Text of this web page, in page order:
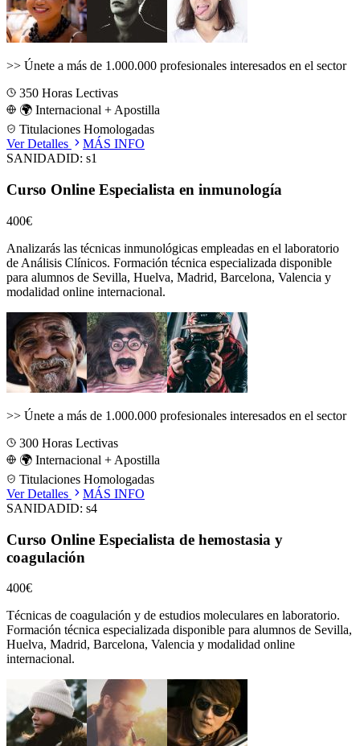
>> Únete a más de 1.000.000 profesionales interesados en el sector
350 Horas Lectivas
🌍 Internacional + Apostilla
Titulaciones Homologadas
Ver Detalles
MÁS INFO
SANIDADID: s1
Curso Online Especialista en inmunología
400€
Analizarás las técnicas inmunológicas empleadas en el laboratorio
de Análisis Clínicos. Formación técnica especializada disponible
para alumnos de Sevilla, Huelva, Madrid, Barcelona, Valencia y
modalidad online internacional.
>> Únete a más de 1.000.000 profesionales interesados en el sector
300 Horas Lectivas
🌍 Internacional + Apostilla
Titulaciones Homologadas
Ver Detalles
MÁS INFO
SANIDADID: s4
Curso Online Especialista de hemostasia y
coagulación
400€
Técnicas de coagulación y de estudios moleculares en laboratorio.
Formación técnica especializada disponible para alumnos de Sevilla,
Huelva, Madrid, Barcelona, Valencia y modalidad online
internacional.